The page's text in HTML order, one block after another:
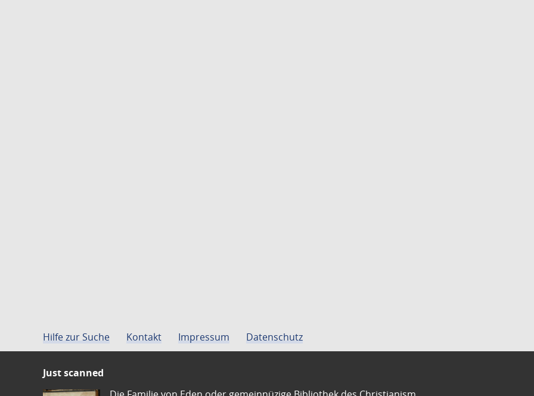
Hilfe zur Suche Kontakt Impressum Datenschutz
Just scanned